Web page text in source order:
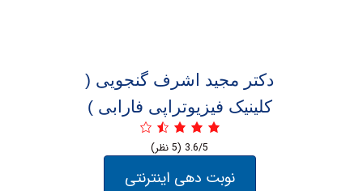
دکتر ‏مجید ‏اشرف ‏گنجویی (
کلینیک فیزیوتراپی فارابی )
نوبت دهی اینترنتی